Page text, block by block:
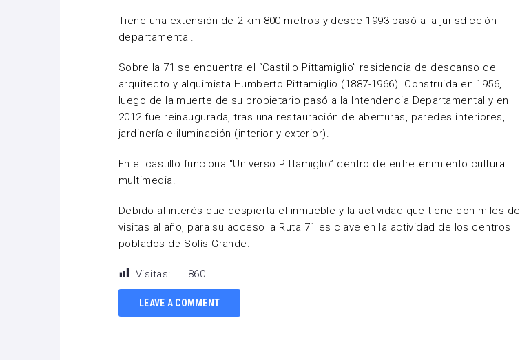
Tiene una extensión de 2 km 800 metros y desde 1993 pasó a la jurisdicción
departamental.
Sobre la 71 se encuentra el “Castillo Pittamiglio” residencia de descanso del
arquitecto y alquimista Humberto Pittamiglio (1887-1966). Construida en 1956,
luego de la muerte de su propietario pasó a la Intendencia Departamental y en
2012 fue reinaugurada, tras una restauración de aberturas, paredes interiores,
jardinería e iluminación (interior y exterior).
En el castillo funciona “Universo Pittamiglio” centro de entretenimiento cultural
multimedia.
Debido al interés que despierta el inmueble y la actividad que tiene con miles de
visitas al año, para su acceso la Ruta 71 es clave en la actividad de los centros
poblados de Solís Grande.
Visitas: 860
LEAVE A COMMENT